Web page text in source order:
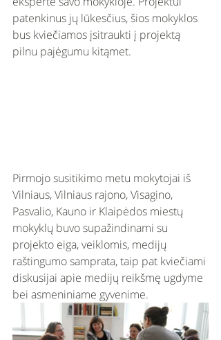
patenkinus jų lūkesčius, šios mokyklos
bus kviečiamos įsitraukti į projektą
pilnu pajėgumu kitąmet.
Pirmojo susitikimo metu mokytojai iš
Vilniaus, Vilniaus rajono, Visagino,
Pasvalio, Kauno ir Klaipėdos miestų
mokyklų buvo supažindinami su
projekto eiga, veiklomis, medijų
raštingumo samprata, taip pat kviečiami
diskusijai apie medijų reikšmę ugdyme
bei asmeniniame gyvenime.